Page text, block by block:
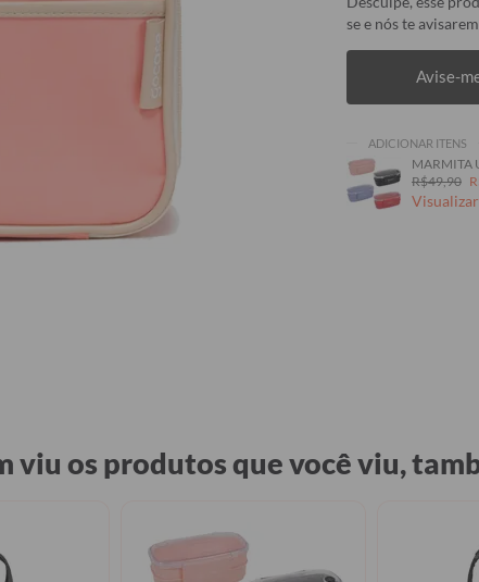
se e nós te
Avise-
ADICIONAR ITENS
MARMITA
R$49,90
viu os produtos que você viu,